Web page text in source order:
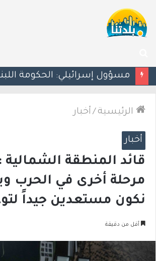
عن
الرئيسية / أخبار
أخبار
قائد المنطقة الشمالية
مرحلة أخرى في الحرب
نكون مستعدين جيداً
أقل من دقيقة